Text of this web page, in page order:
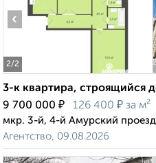
2/2
‹
3-к квартира, строящийся
9 700 000 ₽ 126 400 ₽ за м²
мкр. 3-й, 4-й Амурский
Агентство, 09.08.2026